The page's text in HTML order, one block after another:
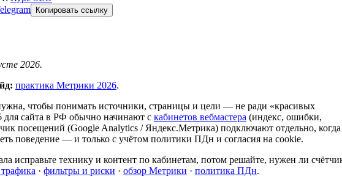
Копировать ссылку
2026.
практика Метрики 2026.
чтобы понимать источники, страницы и цели — не ради «красивых
для сайта в РФ обычно начинают с кабинетов вебмастера (индекс, ошибки,
посещений (Google Analytics / Яндекс.Метрика) подключают отдельно, когда
поведение — и только с учётом политики ПДн и согласия на cookie.
исправьте технику и контент по кабинетам, потом решайте, нужен ли
· фильтры и риски · обзор Метрики · политика ПДн.